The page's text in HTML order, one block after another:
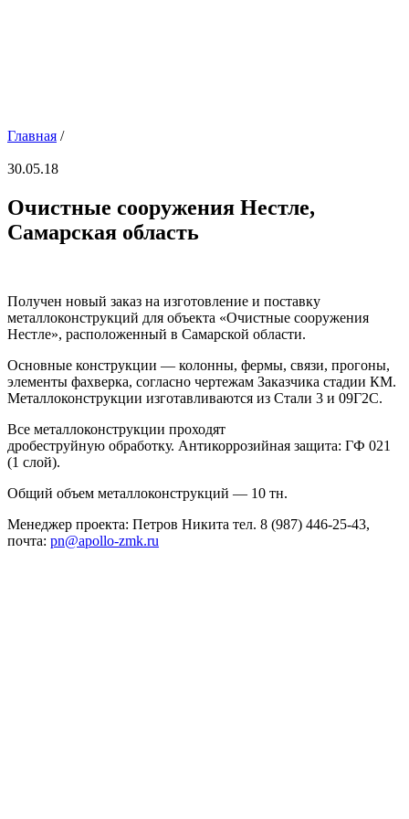
Главная /
30.05.18
Очистные сооружения Нестле,
Самарская область
Получен новый заказ на изготовление и поставку
металлоконструкций для объекта «Очистные сооружения
Нестле», расположенный в Самарской области.
Основные конструкции — колонны, фермы, связи, прогоны,
элементы фахверка, согласно чертежам Заказчика стадии КМ.
Металлоконструкции изготавливаются из Стали 3 и 09Г2С.
Все металлоконструкции проходят
дробеструйную обработку. Антикоррозийная защита: ГФ 021
(1 слой).
Общий объем металлоконструкций — 10 тн.
Менеджер проекта: Петров Никита тел. 8 (987) 446-25-43,
почта: pn@apollo-zmk.ru